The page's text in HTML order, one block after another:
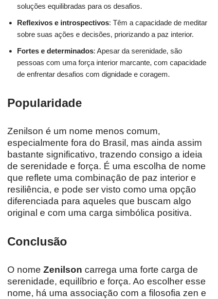
soluções equilibradas para os desafios.
Reflexivos e introspectivos: Têm a capacidade de meditar
sobre suas ações e decisões, priorizando a paz interior.
Fortes e determinados: Apesar da serenidade, são
pessoas com uma força interior marcante, com capacidade
de enfrentar desafios com dignidade e coragem.
Popularidade
Zenilson é um nome menos comum,
especialmente fora do Brasil, mas ainda assim
bastante significativo, trazendo consigo a ideia
de serenidade e força. É uma escolha de nome
que reflete uma combinação de paz interior e
resiliência, e pode ser visto como uma opção
diferenciada para aqueles que buscam algo
original e com uma carga simbólica positiva.
Conclusão
O nome Zenilson carrega uma forte carga de
serenidade, equilíbrio e força. Ao escolher esse
nome, há uma associação com a filosofia zen e